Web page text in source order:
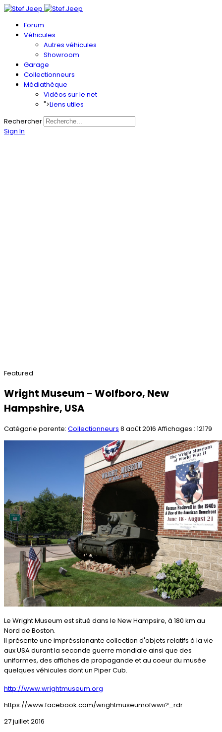
Forum
Véhicules
Autres véhicules
Showroom
Garage
Collectionneurs
Médiathèque
Vidéos sur le net
">Liens utiles
Rechercher
Sign In
Featured
Wright Museum - Wolfboro, New
Hampshire, USA
Catégorie parente: Collectionneurs 8 août 2016 Affichages : 12179
Le Wright Museum est situé dans le New Hampsire, à 180 km au
Nord de Boston.
Il présente une impréssionante collection d'objets relatifs à la vie
aux USA durant la seconde guerre mondiale ainsi que des
uniformes, des affiches de propagande et au coeur du musée
quelques véhicules dont un Piper Cub.
http://www.wrightmuseum.org
https://www.facebook.com/wrightmuseumofwwii?_rdr
27 juillet 2016